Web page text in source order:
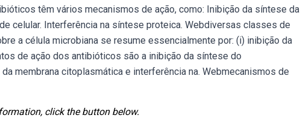
têm vários mecanismos de ação, como: Inibição da síntese da
celular. Interferência na síntese proteica. Webdiversas classes de
a célula microbiana se resume essencialmente por: (i) inibição da
de ação dos antibióticos são a inibição da síntese do
membrana citoplasmática e interferência na. Webmecanismos de
click the button below.